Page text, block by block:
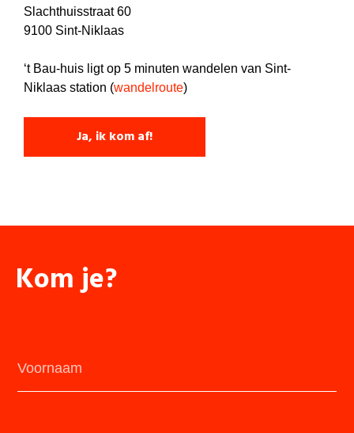
Slachthuisstraat 60
9100 Sint-Niklaas
‘t Bau-huis ligt op 5 minuten wandelen van Sint-
Niklaas station (wandelroute)
Ja, ik kom af!
Kom je?